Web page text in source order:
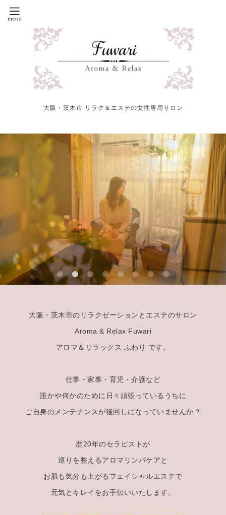
大阪・茨木市 リラク＆エステの女性専用サロン
大阪・茨木市のリラクゼーションとエステのサロン
Aroma & Relax Fuwari
アロマ＆リラックス ふわり です。
仕事・家事・育児・介護など
誰かや何かのために日々頑張っているうちに
ご自身のメンテナンスが後回しになっていませんか？
歴20年のセラピストが
巡りを整えるアロマリンパケアと
お肌も気分も上がるフェイシャルエステで
元気とキレイをお手伝いいたします。